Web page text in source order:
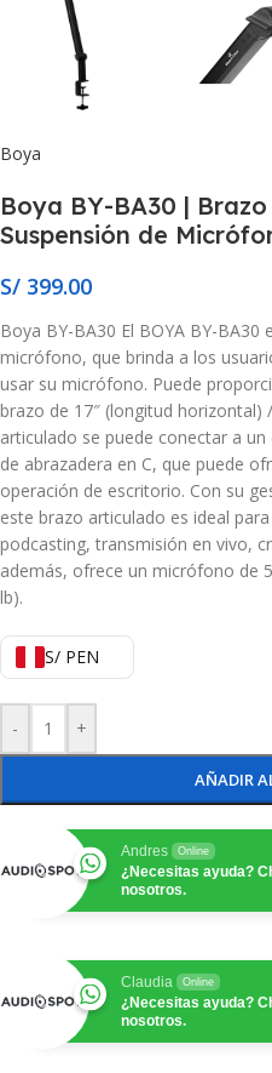
Boya
Boya BY-BA30 |
Suspensión de
S/ 399.00
Boya BY-BA30 El BOYA BY-
micrófono, que brinda a los
usar su micrófono. Puede
brazo de 17″ (longitud horizontal)
articulado se puede conectar a
de abrazadera en C, que puede
operación de escritorio. Con su
este brazo articulado es ideal
podcasting, transmisión en vivo,
además, ofrece un micrófono de
lb).
S/ PEN
- +
AÑADIR
Andres Online
¿Necesitas ayuda?
nosotros.
Claudia Online
¿Necesitas ayuda?
nosotros.